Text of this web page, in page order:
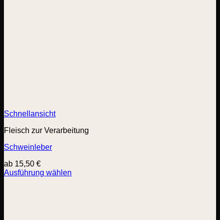
Schnellansicht
Fleisch zur Verarbeitung
Schweinleber
ab 15,50 €
Ausführung wählen